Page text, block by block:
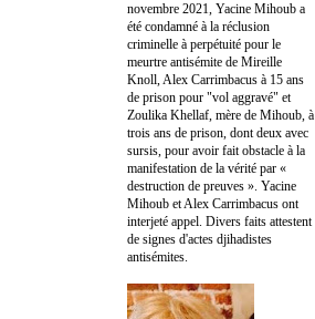
novembre 2021, Yacine Mihoub a
été condamné à la réclusion
criminelle à perpétuité pour le
meurtre antisémite de Mireille
Knoll, Alex Carrimbacus à 15 ans
de prison pour "vol aggravé" et
Zoulika Khellaf, mère de Mihoub, à
trois ans de prison, dont deux avec
sursis, pour avoir fait obstacle à la
manifestation de la vérité par «
destruction de preuves ». Yacine
Mihoub et Alex Carrimbacus ont
interjeté appel. Divers faits attestent
de signes d'actes djihadistes
antisémites.